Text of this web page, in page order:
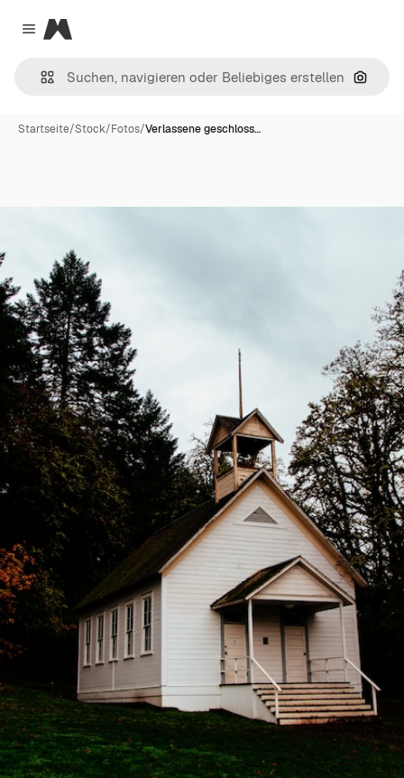
Close menu
Magnific
Nach
Startseite/Stock/Fotos/Verlassene geschloss…